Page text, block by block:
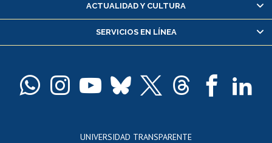
Servicio médico y dental
Pago de arancel y crédito alumnos
Docentes
ACTUALIDAD Y CULTURA
SERVICIOS EN LÍNEA
UNIVERSIDAD TRANSPARENTE